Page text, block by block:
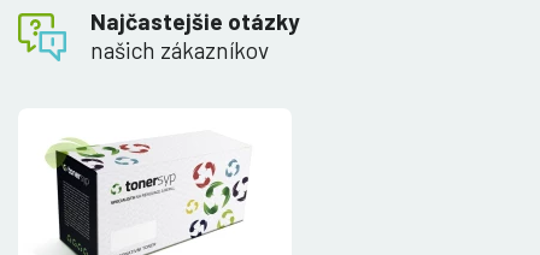
Najčastejšie otázky
našich zákazníkov